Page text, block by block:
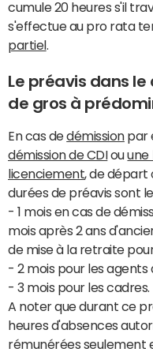
cumule 20 heures s'il
s'effectue au pro rata
partiel
Le préavis dans
de gros à
En cas dedémissionpar
démission de CDIouune
licenciement, de départ
durées de préavis sont
- 1 mois en cas de
mois après 2 ans
de mise à la retraite
- 2 mois pour les
- 3 mois pour les cadres.
A noter que durant ce
heures d'absences
rémunérées seulement